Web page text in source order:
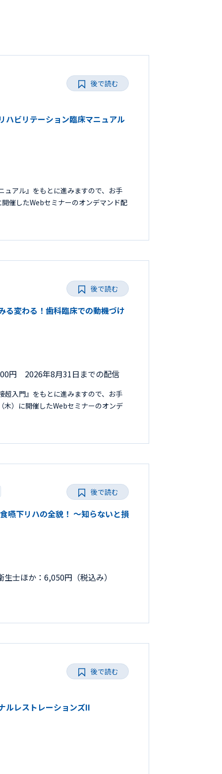
ビリテーション臨床マニュアル
ュアル』をもとに進みますので、お手
催したWebセミナーのオンデマンド配
後で読む
変わる！歯科臨床での動機づけ
円 2026年8月31日までの配信
超入門』をもとに進みますので、お手
）に開催したWebセミナーのオンデ
後で読む
嚥下リハの全貌！ ～知らないと損
ほか：6,050円（税込み）
後で読む
ルレストレーションズII
後で読む